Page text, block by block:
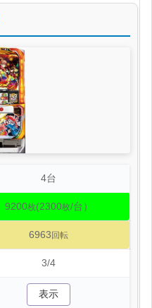
4台
9200枚(2300枚/台）
6963回転
3/4
表示